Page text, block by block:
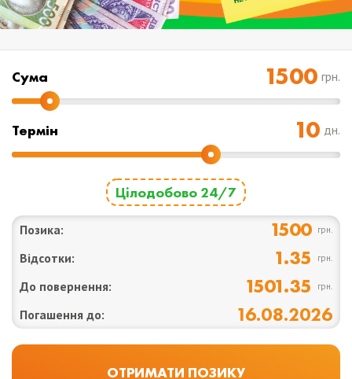
Cума грн.
Термін дн.
Цілодобово 24/7
Позика: 1500 грн.
Відсотки: 1.35 грн.
До повернення: 1501.35 грн.
Погашення до: 16.08.2026